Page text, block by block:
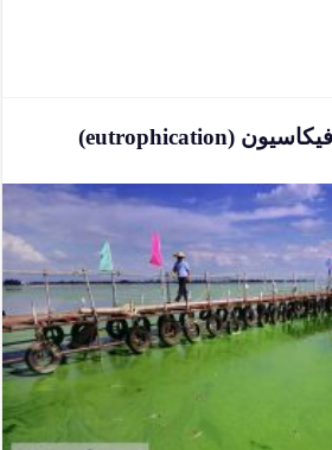
دانلود پاورپوینت یوتروفیکاسیون (eutrophication)